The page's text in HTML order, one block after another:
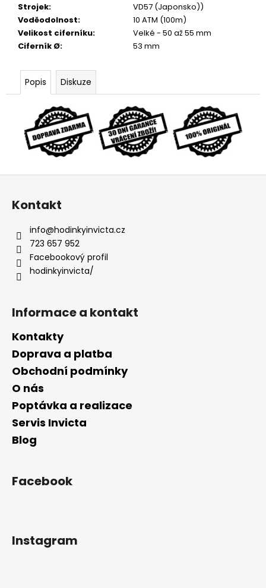
Strojek:
VD57 (Japonsko))
Voděodolnost:
10 ATM (100m)
Velikost ciferníku:
Velké - 50 až 55 mm
Ciferník Ø: 53 mm
Popis Diskuze
Z
Kontakt
info@hodinkyinvicta.cz
723 657 952
Facebookový profil
hodinkyinvicta/
Informace a kontakt
Kontakty
Doprava a platba
Obchodní podmínky
O nás
Poptávka a realizace
Servis Invicta
Blog
Facebook
Instagram